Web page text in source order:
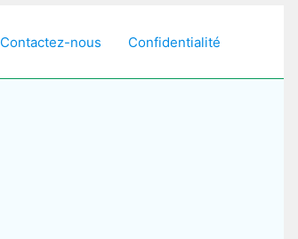
Contactez-nous Confidentialité